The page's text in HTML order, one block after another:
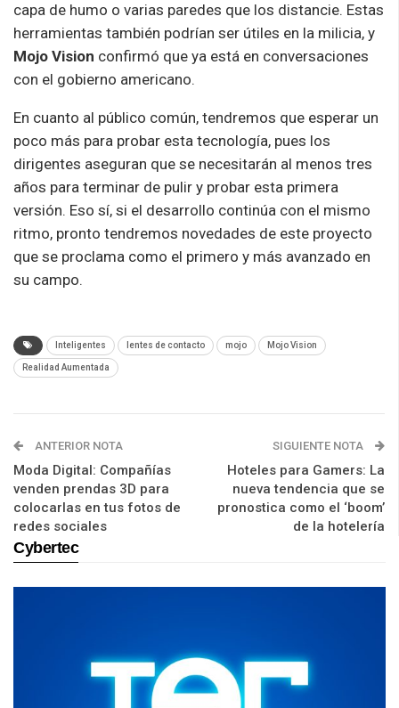
capa de humo o varias paredes que los distancie. Estas
herramientas también podrían ser útiles en la milicia, y
Mojo Vision confirmó que ya está en conversaciones
con el gobierno americano.
En cuanto al público común, tendremos que esperar un
poco más para probar esta tecnología, pues los
dirigentes aseguran que se necesitarán al menos tres
años para terminar de pulir y probar esta primera
versión. Eso sí, si el desarrollo continúa con el mismo
ritmo, pronto tendremos novedades de este proyecto
que se proclama como el primero y más avanzado en
su campo.
Inteligentes lentes de contacto mojo Mojo Vision
Realidad Aumentada
ANTERIOR NOTA
Moda Digital: Compañías
venden prendas 3D para
colocarlas en tus fotos de
redes sociales
SIGUIENTE NOTA
Hoteles para Gamers: La
nueva tendencia que se
pronostica como el ‘boom’
de la hotelería
Cybertec